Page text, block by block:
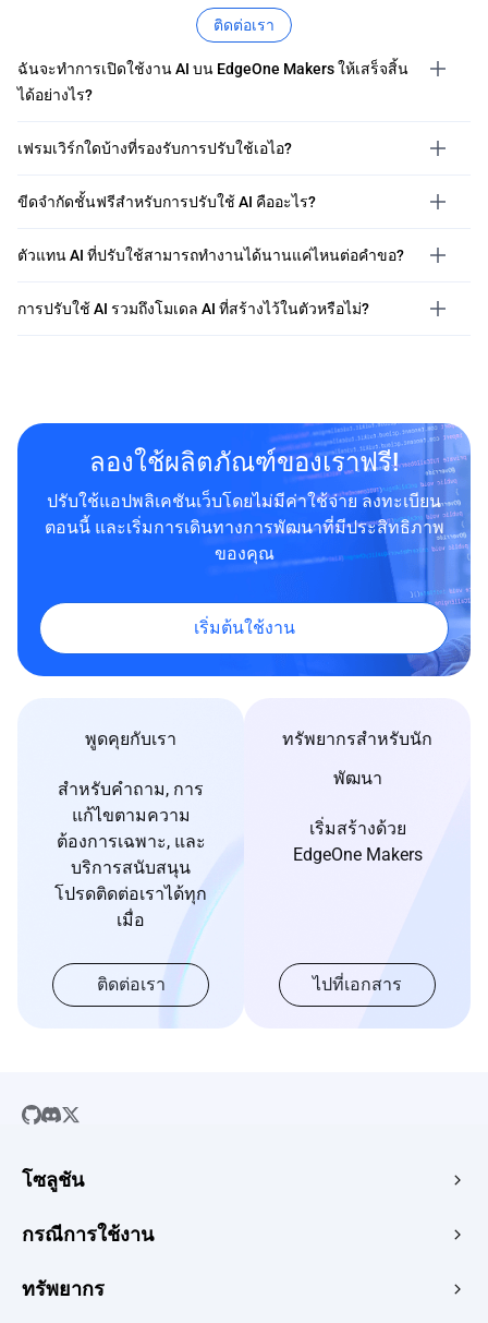
ติดต่อเรา
ฉันจะทำการเปิดใช้งาน AI บน EdgeOne Makers ให้เสร็จสิ้น
ได้อย่างไร?
เฟรมเวิร์กใดบ้างที่รองรับการปรับใช้เอไอ?
ขีดจำกัดชั้นฟรีสำหรับการปรับใช้ AI คืออะไร?
ตัวแทน AI ที่ปรับใช้สามารถทำงานได้นานแค่ไหนต่อคำขอ?
การปรับใช้ AI รวมถึงโมเดล AI ที่สร้างไว้ในตัวหรือไม่?
ลองใช้ผลิตภัณฑ์ของเราฟรี!
ปรับใช้แอปพลิเคชันเว็บโดยไม่มีค่าใช้จ่าย ลงทะเบียน
ตอนนี้ และเริ่มการเดินทางการพัฒนาที่มีประสิทธิภาพ
ของคุณ
เริ่มต้นใช้งาน
พูดคุยกับเรา
สำหรับคำถาม, การ
แก้ไขตามความ
ต้องการเฉพาะ, และ
บริการสนับสนุน
โปรดติดต่อเราได้ทุก
เมื่อ
ติดต่อเรา
ทรัพยากรสำหรับนัก
พัฒนา
เริ่มสร้างด้วย
EdgeOne Makers
ไปที่เอกสาร
โซลูชัน
SaaS
อีคอมเมิร์ซ
กรณีการใช้งาน
โฮสติ้ง HTML ฟรี
ทรัพยากร